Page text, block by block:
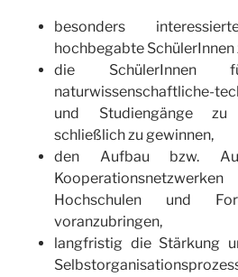
besonders
hochbegabte SchülerInnen
die SchülerInnen
naturwissenschaftliche-
und Studiengänge zu
schließlich zu gewinnen,
den Aufbau bzw.
Hochschulen und
voranzubringen,
langfristig die Stärkung